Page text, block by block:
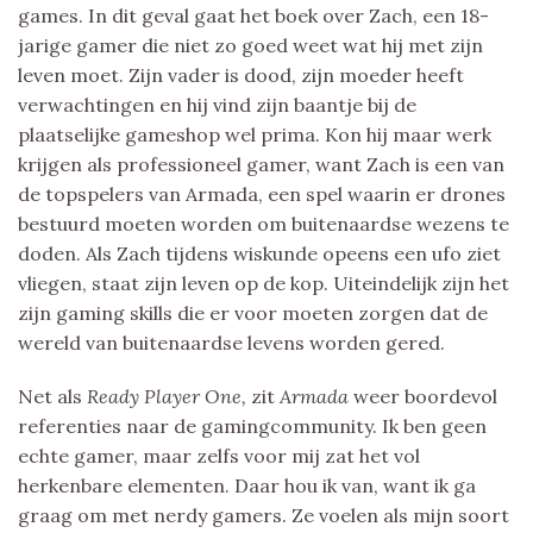
games. In dit geval gaat het boek over Zach, een 18-
jarige gamer die niet zo goed weet wat hij met zijn
leven moet. Zijn vader is dood, zijn moeder heeft
verwachtingen en hij vind zijn baantje bij de
plaatselijke gameshop wel prima. Kon hij maar werk
krijgen als professioneel gamer, want Zach is een van
de topspelers van Armada, een spel waarin er drones
bestuurd moeten worden om buitenaardse wezens te
doden. Als Zach tijdens wiskunde opeens een ufo ziet
vliegen, staat zijn leven op de kop. Uiteindelijk zijn het
zijn gaming skills die er voor moeten zorgen dat de
wereld van buitenaardse levens worden gered.
Net als Ready Player One, zit Armada weer boordevol
referenties naar de gamingcommunity. Ik ben geen
echte gamer, maar zelfs voor mij zat het vol
herkenbare elementen. Daar hou ik van, want ik ga
graag om met nerdy gamers. Ze voelen als mijn soort